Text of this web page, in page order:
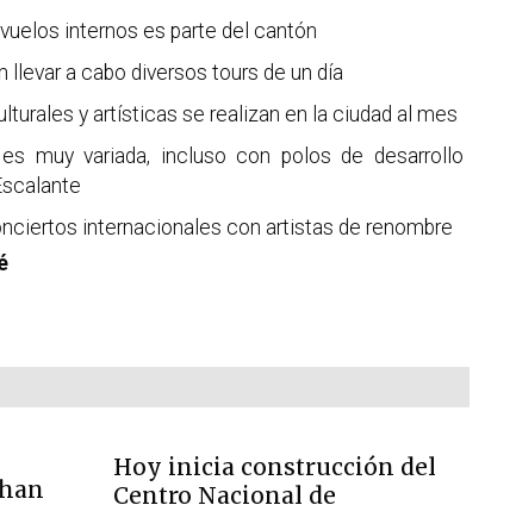
internos es parte del cantón
llevar a cabo diversos tours de un día
y artísticas se realizan en la ciudad al mes
muy variada, incluso con polos de desarrollo
internacionales con artistas de renombre
Hoy inicia construcción del
Centro Nacional de